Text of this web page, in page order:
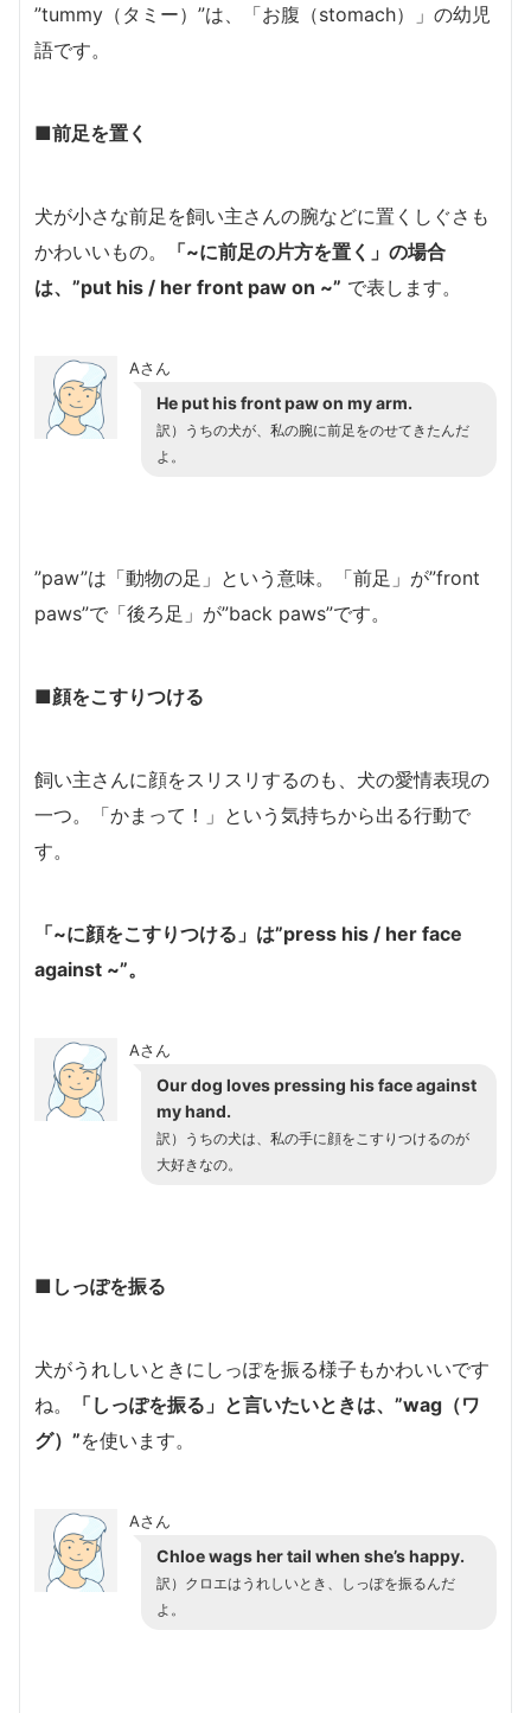
”tummy（タミー）”は、「お腹（stomach）」の幼児
語です。
■前足を置く
犬が小さな前足を飼い主さんの腕などに置くしぐさも
かわいいもの。
「~に前足の片方を置く」の場合
は、”put his / her front paw on ~” で表します。
Aさん
He put his front paw on my arm.
訳）うちの犬が、私の腕に前足をのせてきたんだ
よ。
”paw”は「動物の足」という意味。「前足」が”front
paws”で「後ろ足」が”back paws”です。
■顔をこすりつける
飼い主さんに顔をスリスリするのも、犬の愛情表現の
一つ。「かまって！」という気持ちから出る行動で
す。
「~に顔をこすりつける」は”press his / her face
against ~”。
Aさん
Our dog loves pressing his face against
my hand.
訳）うちの犬は、私の手に顔をこすりつけるのが
大好きなの。
■しっぽを振る
犬がうれしいときにしっぽを振る様子もかわいいです
ね。
「しっぽを振る」と言いたいときは、”wag（ワ
グ）”を使います。
Aさん
Chloe wags her tail when she’s happy.
訳）クロエはうれしいとき、しっぽを振るんだ
よ。